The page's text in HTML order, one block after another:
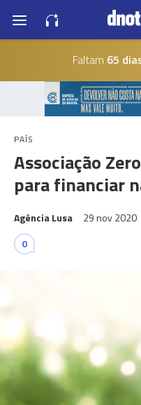
Faltam 65
PAÍS
Associação
para financiar
Agência Lusa 29 nov 2020
0